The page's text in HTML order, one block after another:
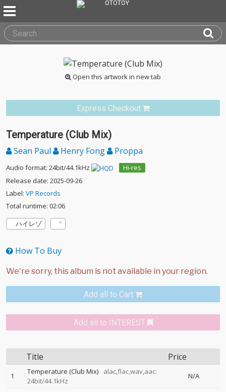
Open this artwork in new tab
Express Checkout
Temperature (Club Mix)
Sean Paul Henry Fong Proppa
Audio format: 24bit/44.1kHz
Hi-res
Release date: 2025-09-26
Label: VP Records
Total runtime: 02:06
ハイレゾ
How To Buy
Add all to Cart
Add all to INTEREST
Title Price
1 Temperature (Club Mix)
alac,flac,wav,aac:
24bit/44.1kHz
N/A